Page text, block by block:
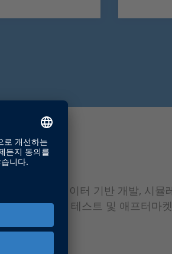
루션
는 데이터 기반 개발, 시뮬
승인, 센서 테스트 및 애프터마